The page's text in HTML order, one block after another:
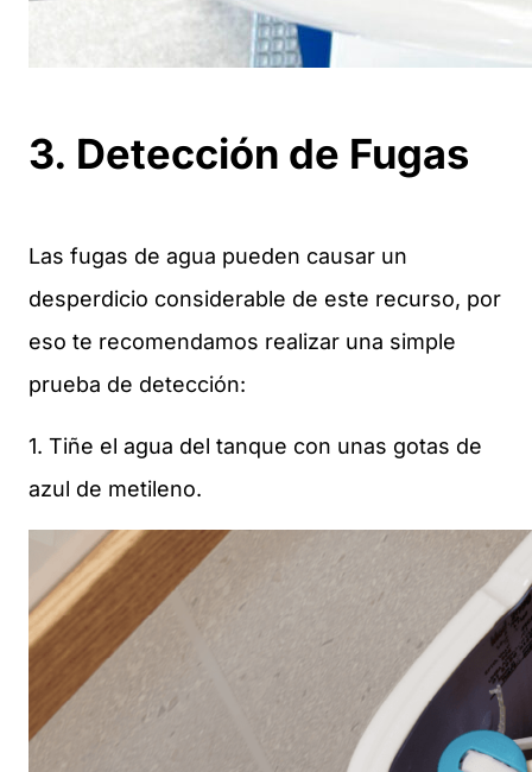
3. Detección de Fugas
Las fugas de agua pueden causar un
desperdicio considerable de este recurso, por
eso te recomendamos realizar una simple
prueba de detección:
1. Tiñe el agua del tanque con unas gotas de
azul de metileno.